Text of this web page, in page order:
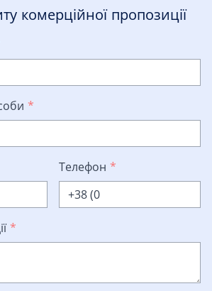
комерційної пропозиції
*
Телефон *
*